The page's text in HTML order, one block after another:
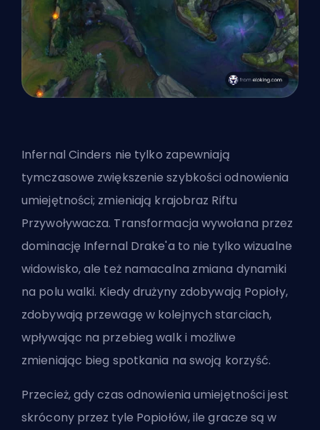
Infernal Cinders nie tylko zapewniają
tymczasowe zwiększenie szybkości odnowienia
umiejętności; zmieniają krajobraz Riftu
Przywoływacza. Transformacja wywołana przez
dominację Infernal Drake'a to nie tylko wizualne
widowisko, ale też namacalna zmiana dynamiki
na polu walki. Kiedy drużyny zdobywają Popioły,
zdobywają przewagę w kolejnych starciach,
wpływając na przebieg walk i możliwe
zmieniając bieg spotkania na swoją korzyść.
Przecież, gdy czas odnowienia umiejętności jest
skrócony przez tyle Popiołów, ile gracze są w